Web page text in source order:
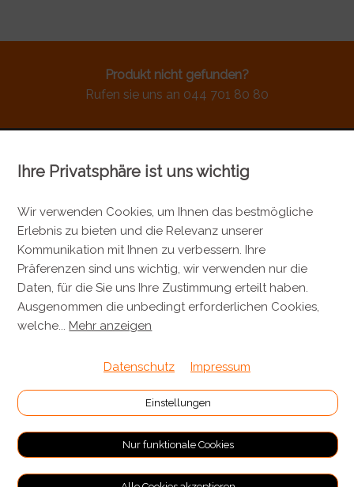
Produkt nicht gefunden?
Rufen sie uns an 044 701 80 80
KONTAKT
Metzgerei Künzli AG
Mülistrasse 7
8143 Stallikon
+41 44 701 80 80
info@metzgereikuenzli.ch
Verpackung & Versand
RECHTLICHES
Ihre Privatsphäre ist uns wichtig
Wir verwenden Cookies, um Ihnen das bestmögliche
Erlebnis zu bieten und die Relevanz unserer
Kommunikation mit Ihnen zu verbessern. Ihre
Präferenzen sind uns wichtig, wir verwenden nur die
Daten, für die Sie uns Ihre Zustimmung erteilt haben.
Ausgenommen die unbedingt erforderlichen Cookies,
welche... Mehr anzeigen
Datenschutz Impressum
Einstellungen
Nur funktionale Cookies